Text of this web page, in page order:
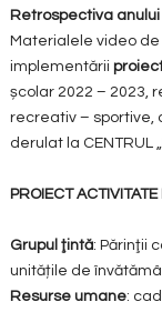
Retrospectiva
Materialele video de
implementării
școlar 2022 – 2023,
recreativ – sportive,
derulat la CENTRUL
PROIECT
Grupul ţintă: Părinţii
unitățile de
Resurse umane: